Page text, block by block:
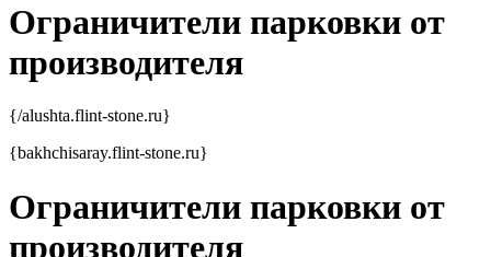
Ограничители парковки от
производителя
{/alushta.flint-stone.ru}
{bakhchisaray.flint-stone.ru}
Ограничители парковки от
производителя